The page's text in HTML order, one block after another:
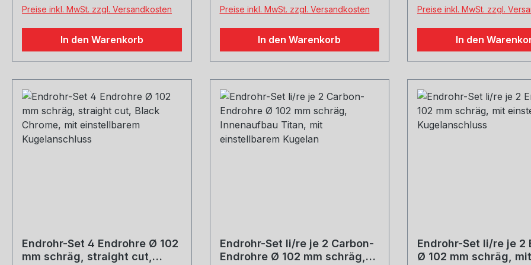
Preise inkl. MwSt. zzgl. Versandkosten
In den Warenkorb
Preise inkl. MwSt. zzgl. Versandkosten
In den Warenkorb
Preise inkl. MwSt. zzgl.
In den
Endrohr-Set 4 Endrohre Ø 102
mm schräg, straight cut,
Endrohr-Set li/re je 2 Carbon-
Endrohre Ø 102 mm schräg,
Endrohr-Set li/re je 2
Ø 102 mm schräg, mit